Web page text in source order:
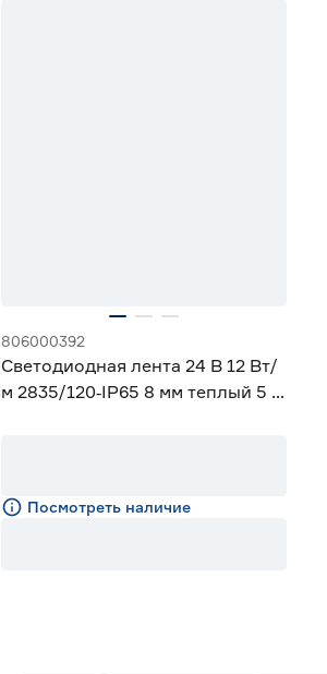
806000392
Светодиодная лента 24 В 12 Вт/
м 2835/120‑IP65 8 мм теплый 5 м
Посмотреть наличие